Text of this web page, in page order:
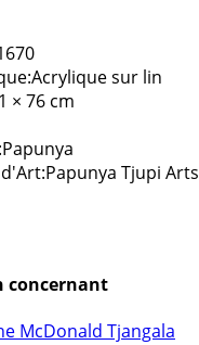
Acrylique sur lin
× 76 cm
Papunya
Papunya Tjupi Arts
concernant
McDonald Tjangala